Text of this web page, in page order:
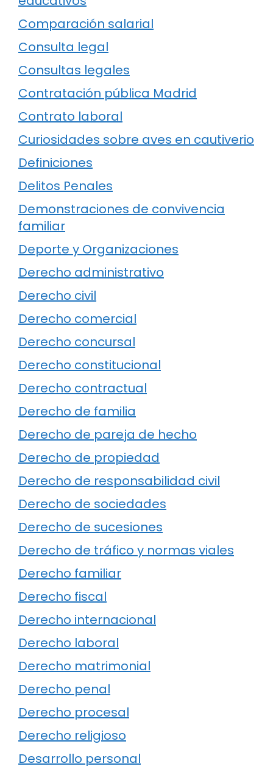
Comparación salarial
Consulta legal
Consultas legales
Contratación pública Madrid
Contrato laboral
Curiosidades sobre aves en cautiverio
Definiciones
Delitos Penales
Demonstraciones de convivencia
familiar
Deporte y Organizaciones
Derecho administrativo
Derecho civil
Derecho comercial
Derecho concursal
Derecho constitucional
Derecho contractual
Derecho de familia
Derecho de pareja de hecho
Derecho de propiedad
Derecho de responsabilidad civil
Derecho de sociedades
Derecho de sucesiones
Derecho de tráfico y normas viales
Derecho familiar
Derecho fiscal
Derecho internacional
Derecho laboral
Derecho matrimonial
Derecho penal
Derecho procesal
Derecho religioso
Desarrollo personal